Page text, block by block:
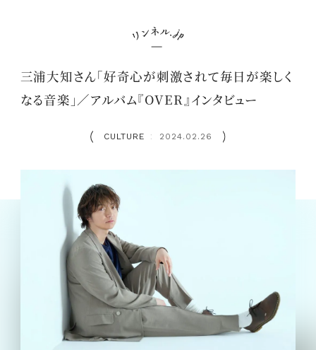
三浦大知さん「好奇心が刺激されて毎日が楽しく
なる音楽」／アルバム『OVER』インタビュー
CULTURE ： 2024.02.26